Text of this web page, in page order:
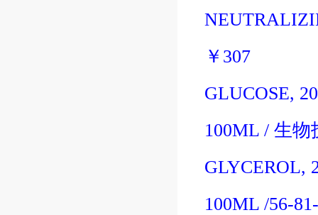
￥ 307
GLUCOSE,
100ML / 生物
GLYCEROL,
100ML /56-